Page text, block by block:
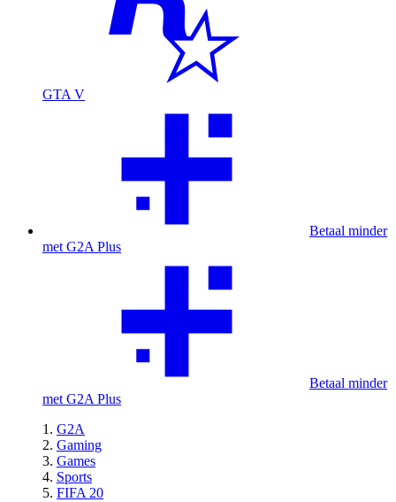
GTA V
Betaal minder
met G2A Plus
Betaal minder
met G2A Plus
G2A
Gaming
Games
Sports
FIFA 20